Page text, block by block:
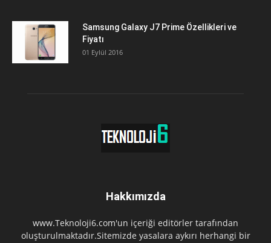
Samsung Galaxy J7 Prime Özellikleri ve
Fiyatı
01 Eylül 2016
Hakkımızda
www.Teknoloji6.com'un içeriği editörler tarafından
oluşturulmaktadır.Sitemizde yasalara aykırı herhangi bir